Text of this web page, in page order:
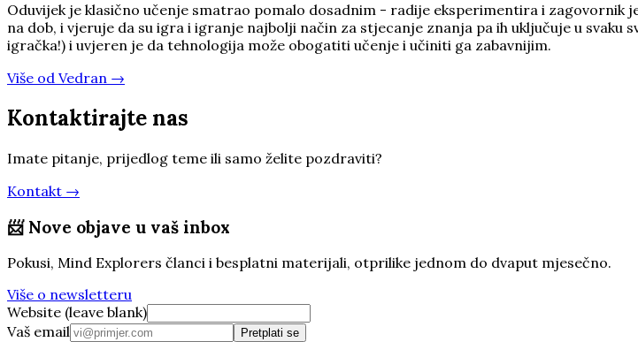
Oduvijek je klasično učenje smatrao pomalo dosadnim - radije eksperimentira i zagovornik
na dob, i vjeruje da su igra i igranje najbolji način za stjecanje znanja pa ih uključuje u svaku
igračka!) i uvjeren je da tehnologija može obogatiti učenje i učiniti ga zabavnijim.
Više od Vedran →
Kontaktirajte nas
Imate pitanje, prijedlog teme ili samo želite pozdraviti?
Kontakt →
📨 Nove objave u vaš inbox
Pokusi, Mind Explorers članci i besplatni materijali, otprilike jednom do dvaput mjesečno.
Više o newsletteru
Website (leave blank)
Vaš email
Pretplati se